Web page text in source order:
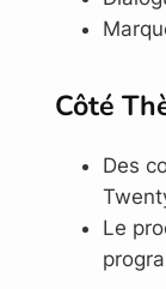
Côté
Des
Le